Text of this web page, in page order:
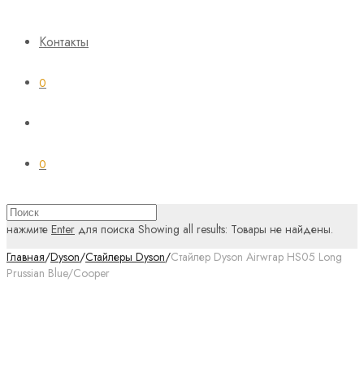
Контакты
0
0
нажмите Enter для поиска Showing all results: Товары не найдены.
Главная/Dyson/Стайлеры Dyson/Стайлер Dyson Airwrap HS05 Long
Prussian Blue/Cooper